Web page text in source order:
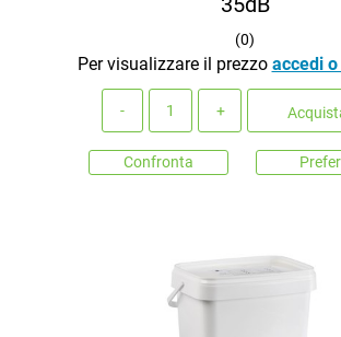
(0)
Per visualizzare il prezzo accedi
Confronta